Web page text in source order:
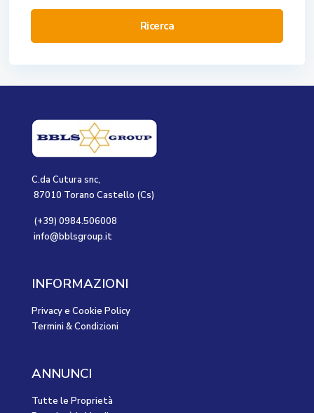
Ricerca
C.da Cutura snc,
87010 Torano Castello (Cs)
(+39) 0984.506008
info@bblsgroup.it
INFORMAZIONI
Privacy e Cookie Policy
Termini & Condizioni
ANNUNCI
Tutte le Proprietà